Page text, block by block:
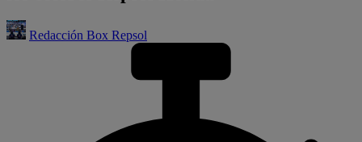
Redacción Box Repsol